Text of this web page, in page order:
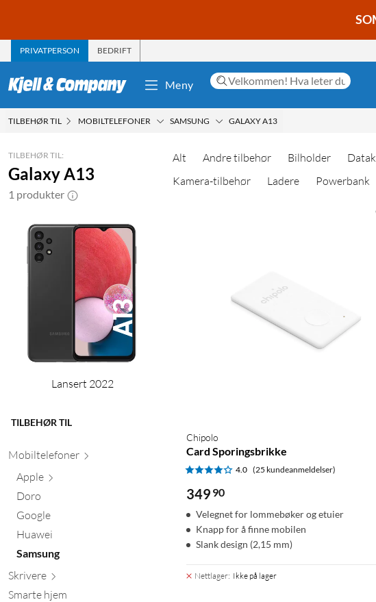
PRIVATPERSON BEDRIFT
Meny
TILBEHØR TIL MOBILTELEFONER SAMSUNG GALAXY A13
TILBEHØR TIL:
Galaxy A13
1 produkter
Lansert 2022
TILBEHØR TIL
Mobiltelefoner
Apple
Doro
Google
Huawei
Samsung
Skrivere
Smarte hjem
Alt Andre tilbehør Bilholder
Kamera-tilbehør
Ladere Powerbank
Chipolo
Card Sporingsbrikke
4.0 (25 kundeanmeldelser)
349 90
Velegnet for lommebøker og etuier
Knapp for å finne mobilen
Slank design (2,15 mm)
Nettlager: Ikke på lager